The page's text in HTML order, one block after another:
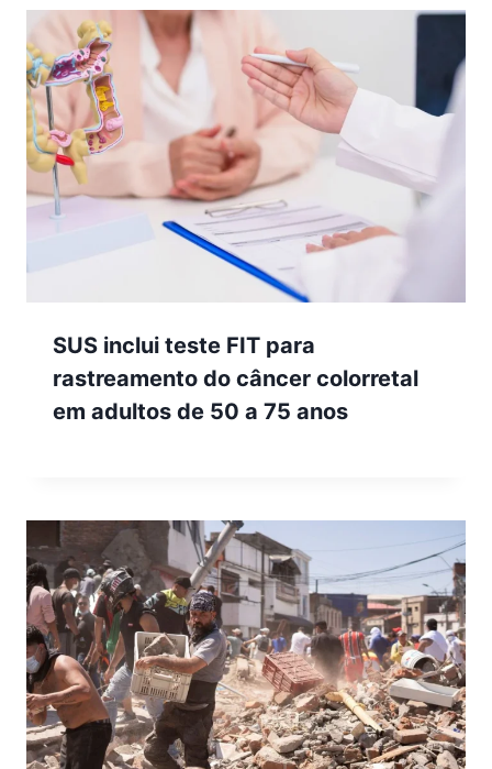
SUS inclui teste FIT para
rastreamento do câncer colorretal
em adultos de 50 a 75 anos